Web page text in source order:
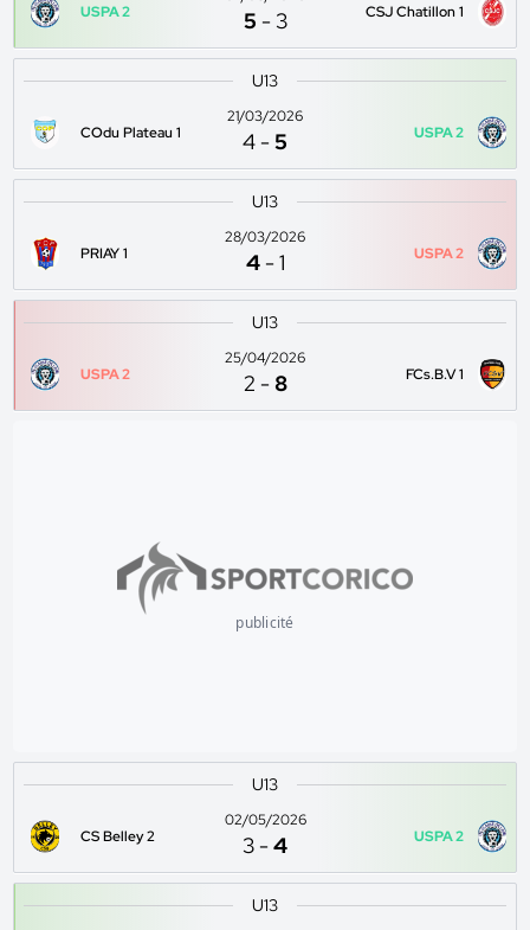
USPA 2 5 - 3 CSJ Chatillon 1
U13
COdu Plateau 1
21/03/2026
4 -5 USPA 2
U13
PRIAY 1
28/03/2026
4 -1 USPA 2
U13
USPA 2
25/04/2026
2 -8 FCs.B.V 1
publicité
U13
CS Belley 2
02/05/2026
3 -4 USPA 2
U13